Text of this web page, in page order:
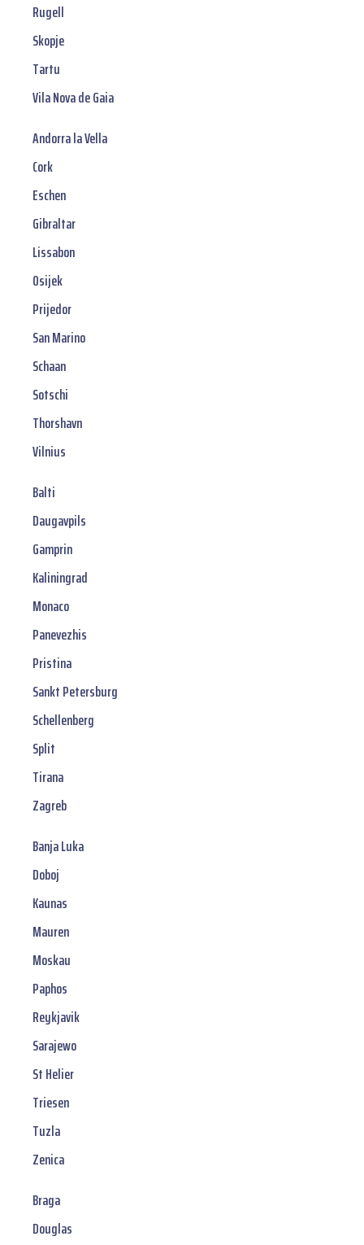
Rugell
Skopje
Tartu
Vila Nova de Gaia
Andorra la Vella
Cork
Eschen
Gibraltar
Lissabon
Osijek
Prijedor
San Marino
Schaan
Sotschi
Thorshavn
Vilnius
Balti
Daugavpils
Gamprin
Kaliningrad
Monaco
Panevezhis
Pristina
Sankt Petersburg
Schellenberg
Split
Tirana
Zagreb
Banja Luka
Doboj
Kaunas
Mauren
Moskau
Paphos
Reykjavik
Sarajewo
St Helier
Triesen
Tuzla
Zenica
Braga
Douglas